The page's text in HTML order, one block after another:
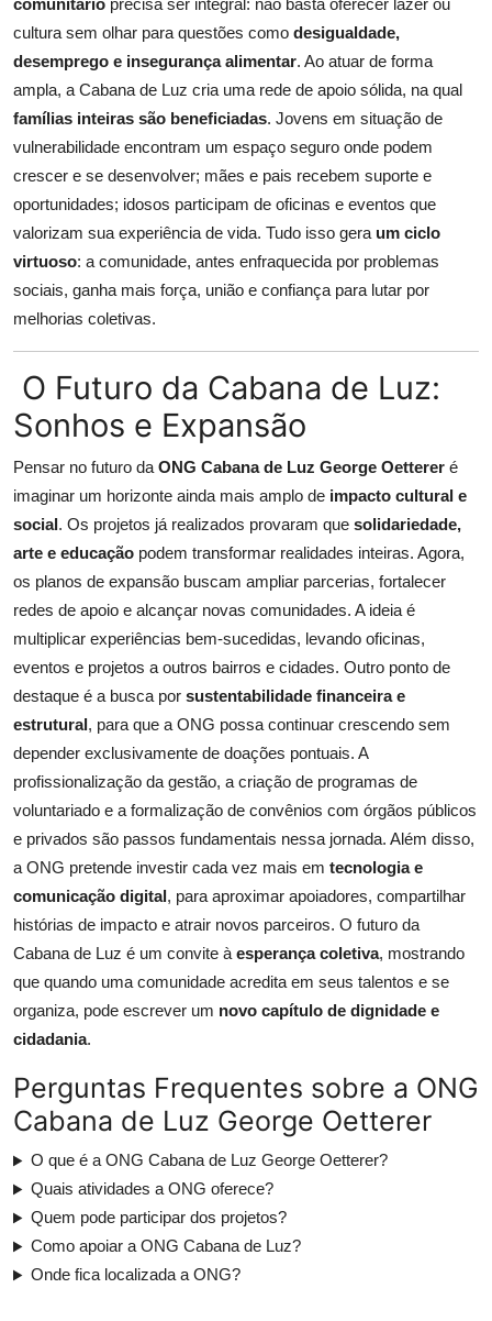
comunitário precisa ser integral: não basta oferecer lazer ou
cultura sem olhar para questões como desigualdade,
desemprego e insegurança alimentar. Ao atuar de forma
ampla, a Cabana de Luz cria uma rede de apoio sólida, na qual
famílias inteiras são beneficiadas. Jovens em situação de
vulnerabilidade encontram um espaço seguro onde podem
crescer e se desenvolver; mães e pais recebem suporte e
oportunidades; idosos participam de oficinas e eventos que
valorizam sua experiência de vida. Tudo isso gera um ciclo
virtuoso: a comunidade, antes enfraquecida por problemas
sociais, ganha mais força, união e confiança para lutar por
melhorias coletivas.
O Futuro da Cabana de Luz:
Sonhos e Expansão
Pensar no futuro daONG Cabana de Luz George Oetterer é
imaginar um horizonte ainda mais amplo de impacto cultural e
social. Os projetos já realizados provaram que solidariedade,
arte e educação podem transformar realidades inteiras. Agora,
os planos de expansão buscam ampliar parcerias, fortalecer
redes de apoio e alcançar novas comunidades. A ideia é
multiplicar experiências bem-sucedidas, levando oficinas,
eventos e projetos a outros bairros e cidades. Outro ponto de
destaque é a busca por sustentabilidade financeira e
estrutural, para que a ONG possa continuar crescendo sem
depender exclusivamente de doações pontuais. A
profissionalização da gestão, a criação de programas de
voluntariado e a formalização de convênios com órgãos públicos
e privados são passos fundamentais nessa jornada. Além disso,
a ONG pretende investir cada vez mais em tecnologia e
comunicação digital, para aproximar apoiadores, compartilhar
histórias de impacto e atrair novos parceiros. O futuro da
Cabana de Luz é um convite àesperança coletiva, mostrando
que quando uma comunidade acredita em seus talentos e se
organiza, pode escrever um novo capítulo de dignidade e
cidadania.
Perguntas Frequentes sobre a ONG
Cabana de Luz George Oetterer
O que é a ONG Cabana de Luz George Oetterer?
Quais atividades a ONG oferece?
Quem pode participar dos projetos?
Como apoiar a ONG Cabana de Luz?
Onde fica localizada a ONG?